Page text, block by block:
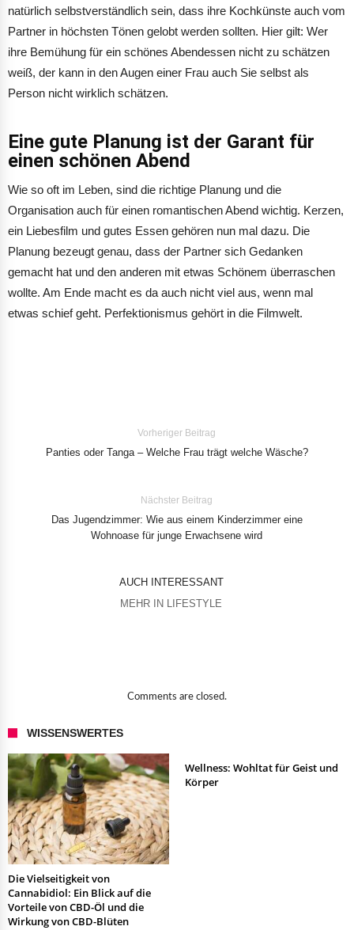
natürlich selbstverständlich sein, dass ihre Kochkünste auch vom
Partner in höchsten Tönen gelobt werden sollten. Hier gilt: Wer
ihre Bemühung für ein schönes Abendessen nicht zu schätzen
weiß, der kann in den Augen einer Frau auch Sie selbst als
Person nicht wirklich schätzen.
Eine gute Planung ist der Garant für
einen schönen Abend
Wie so oft im Leben, sind die richtige Planung und die
Organisation auch für einen romantischen Abend wichtig. Kerzen,
ein Liebesfilm und gutes Essen gehören nun mal dazu. Die
Planung bezeugt genau, dass der Partner sich Gedanken
gemacht hat und den anderen mit etwas Schönem überraschen
wollte. Am Ende macht es da auch nicht viel aus, wenn mal
etwas schief geht. Perfektionismus gehört in die Filmwelt.
Vorheriger Beitrag
Panties oder Tanga – Welche Frau trägt welche Wäsche?
Nächster Beitrag
Das Jugendzimmer: Wie aus einem Kinderzimmer eine
Wohnoase für junge Erwachsene wird
AUCH INTERESSANT
MEHR IN LIFESTYLE
Comments are closed.
WISSENSWERTES
Die Vielseitigkeit von
Cannabidiol: Ein Blick auf die
Vorteile von CBD-Öl und die
Wirkung von CBD-Blüten
Wellness: Wohltat für Geist und
Körper